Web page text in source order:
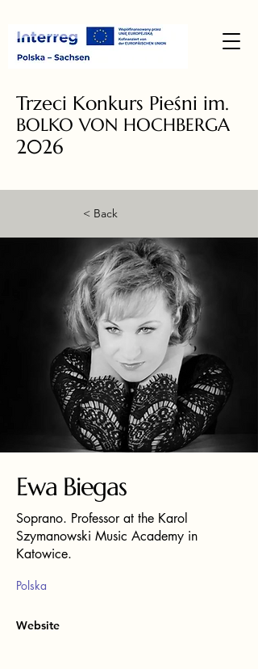
Trzeci Konkurs Pieśni im.
BOLKO VON HOCHBERGA
2026
< Back
Ewa Biegas
Soprano. Professor at the Karol
Szymanowski Music Academy in
Katowice.
Polska
Website